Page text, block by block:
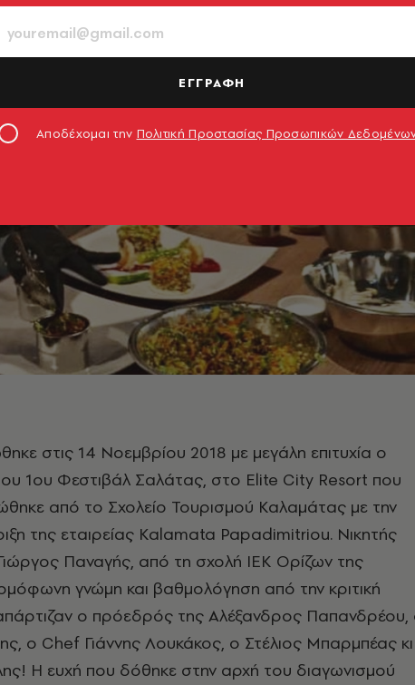
στις 14 Νοεμβρίου 2018 με μεγάλη επιτυχία ο
1ου Φεστιβάλ Σαλάτας, στο Elite City Resort που
από το Σχολείο Τουρισμού Καλαμάτας με την
της εταιρείας Kalamata Papadimitriou. Νικητής
Παναγής, από τη σχολή ΙΕΚ Ορίζων της
γνώμη και βαθμολόγηση από την κριτική
ο πρόεδρός της Aλέξανδρος Παπανδρέου,
ο Chef Γιάννης Λουκάκος, ο Στέλιος Μπαρμπέας κι
Η ευχή που δόθηκε στην αρχή του διαγωνισμού
ΕΓΓΡΑΦΗ
Αποδέχομαι την Πολιτική Προστασίας Προσωπικών